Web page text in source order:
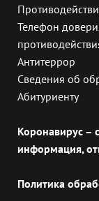
Телефон
Антитеррор
Сведения об
Абитуриенту
Коронавирус –
информация,
Политика